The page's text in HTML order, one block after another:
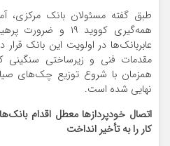
طبق گفته مسئولان بانک مرکزی،
همه‌گیری کووید ۱۹
عابربانک‌ها در اولویت این بانک
مقدمات فنی و زیرساختی سنگینی
همزمان با شروع توزیع چک‌های
نهایی شده است.
اتصال خودپردازها معطل اقدام
کار را به تأخیر انداخت